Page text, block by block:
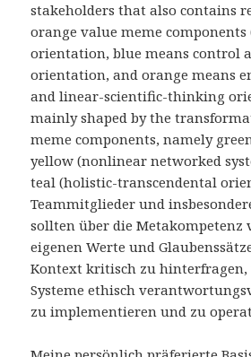
stakeholders that also contains
orange value meme
orientation, blue means control
orientation, and orange means
and linear-scientific-thinking
mainly shaped by the
meme components, namely
yellow (nonlinear networked
teal (holistic-transcendental
Teammitglieder und
sollten über die Metakompetenz
eigenen Werte und
Kontext kritisch zu hinterfragen,
Systeme ethisch
zu implementieren und zu